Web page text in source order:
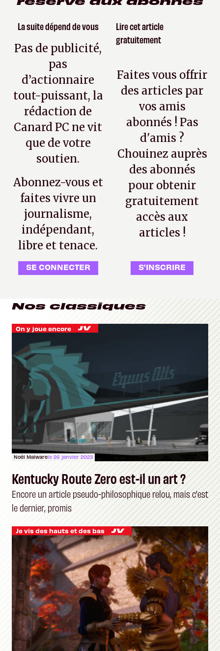
La suite dépend de vous
Pas de publicité,
pas
d’actionnaire
tout-puissant, la
rédaction de
Canard PC ne vit
que de votre
soutien.
Abonnez-vous et
faites vivre un
journalisme,
indépendant,
libre et tenace.
SE CONNECTER
Lire cet article
gratuitement
Faites vous offrir
des articles par
vos amis
abonnés ! Pas
d'amis ?
Chouinez auprès
des abonnés
pour obtenir
gratuitement
accès aux
articles !
S'INSCRIRE
Nos classiques
On y joue encore
Noël Malwarele 26 janvier 2023
Kentucky Route Zero est-il un art ?
Encore un article pseudo-philosophique relou, mais c'est
le dernier, promis
Je vis des hauts et des bas